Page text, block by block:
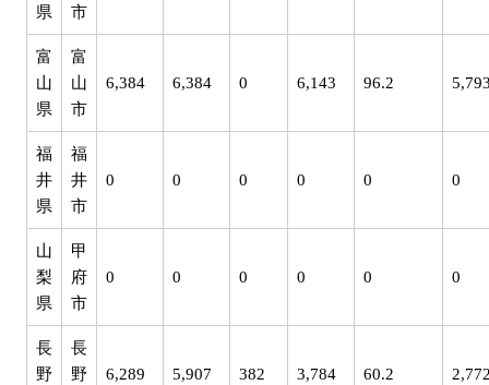
県
市
富
山
県
富
山
市
6,384 6,384 0 6,143 96.2
福
井
県
福
井
市
0 0 0 0 0 0
山
梨
県
甲
府
市
0 0 0 0 0 0
長
野
長
野
6,289 5,907 382 3,784 60.2